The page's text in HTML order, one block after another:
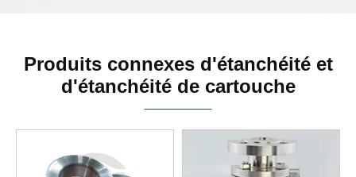
Produits connexes d'étanchéité et
d'étanchéité de cartouche